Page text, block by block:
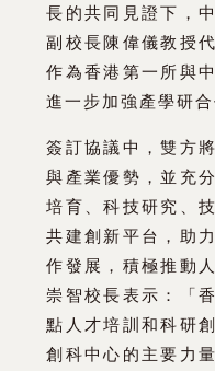
長的共同見證下，
副校長陳偉儀教授
作為香港第一所與
進一步加強產學研合
簽訂協議中，雙方
與產業優勢，並充
培育、科技研究、
共建創新平台，助
作發展，積極推動
崇智校長表示：「
點人才培訓和科研
創科中心的主要力